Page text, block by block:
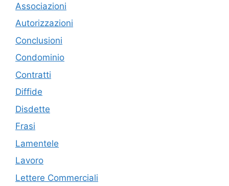
Associazioni
Autorizzazioni
Conclusioni
Condominio
Contratti
Diffide
Disdette
Frasi
Lamentele
Lavoro
Lettere Commerciali